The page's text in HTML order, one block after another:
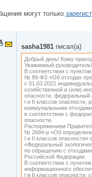
могут только
sasha1981 писал(а)
Добрый день! Кому
Уважаемый руководитель!
В соответствии с
№ 89-ФЗ «Об отходах
с 01.03.2022
хозяйственной и (или)
опасности,
I и II классов опасности,
коммунальными
в соответствии с
опасности.
Распоряжением
№ 2684-р «Об
I и II классов опасности»
«Федеральный
по обращению с
Российской Федерации.
В соответствии с
информационного
I и II классов опасности,